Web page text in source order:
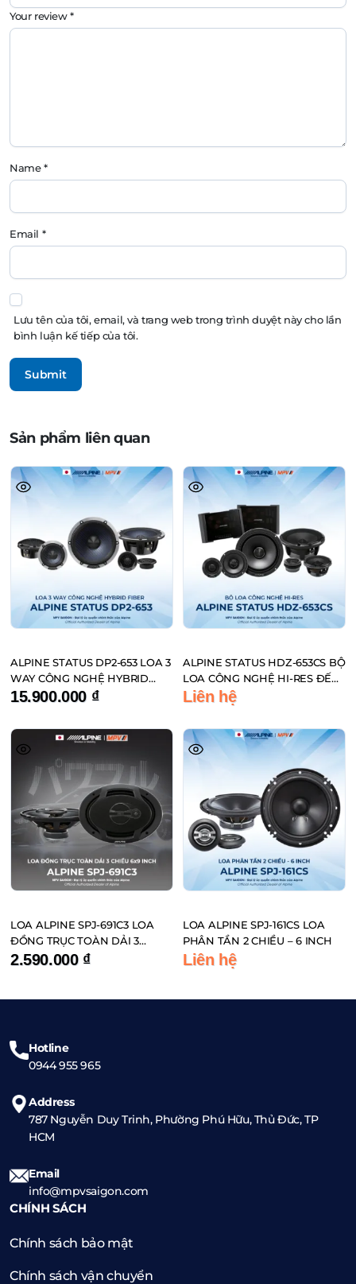
Your review*
Name*
Email *
Lưu tên của tôi, email, và trang web trong trình duyệt này cho lần
bình luận kế tiếp của tôi.
Sản phẩm liên quan
ALPINE STATUS DP2-653 LOA 3
WAY CÔNG NGHỆ HYBRID
FIBER ĐẾN TỪ NHẬT BẢN
15.900.000 ₫
ALPINE STATUS HDZ-653CS BỘ
LOA CÔNG NGHỆ HI-RES ĐẾN
TỪ NHẬT BẢN
Liên hệ
LOA ALPINE SPJ-691C3 LOA
ĐỒNG TRỤC TOÀN DẢI 3
CHIỀU 6×9 INCH
2.590.000 ₫
LOA ALPINE SPJ-161CS LOA
PHÂN TẦN 2 CHIỀU – 6 INCH
Liên hệ
Hotline
0944 955 965
Address
787 Nguyễn Duy Trinh, Phường Phú Hữu, Thủ Đức, TP
HCM
Email
info@mpvsaigon.com
CHÍNH SÁCH
Chính sách bảo mật
Chính sách vận chuyển